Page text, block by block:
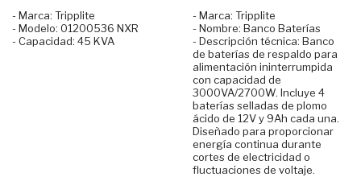
- Marca: Tripplite
- Modelo: 01200536 NXR
- Capacidad: 45 KVA
- Marca: Tripplite
- Nombre: Banco Baterías
- Descripción técnica: Banco
de baterías de respaldo para
alimentación ininterrumpida
con capacidad de
3000VA/2700W. Incluye 4
baterías selladas de plomo
ácido de 12V y 9Ah cada una.
Diseñado para proporcionar
energía continua durante
cortes de electricidad o
fluctuaciones de voltaje.